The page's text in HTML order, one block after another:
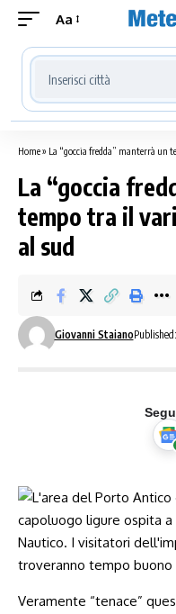
Aa
Cerca località meteo
Home» La “goccia fredda” manterrà un
La “goccia
tempo tra il
al sud
Giovanni Staiano
Veramente “tenace”